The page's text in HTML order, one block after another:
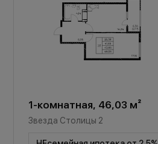
1-комнатная, 46,03 м²
Звезда Столицы 2